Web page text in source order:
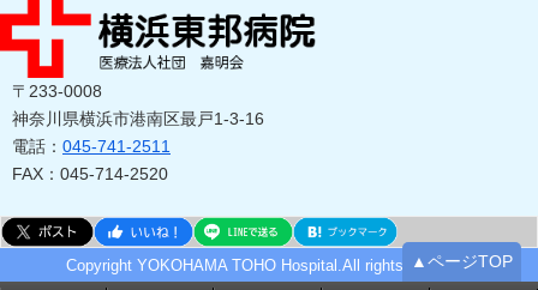
▲ページTOP
〒233-0008
神奈川県横浜市港南区最戸1-3-16
電話： 045-741-2511
FAX：045-714-2520
Copyright YOKOHAMA TOHO Hospital.All rights reserved.